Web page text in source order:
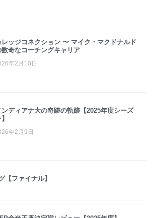
レッジコネクション 〜 マイク・マクドナルド
数奇なコーチングキャリア
年2月10日
ンディアナ大の奇跡の軌跡【2025年度シーズ
年2月9日
【ファイナル】